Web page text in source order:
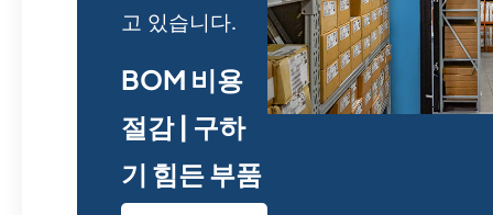
고 있습니다.
BOM 비용
절감 | 구하
기 힘든 부품